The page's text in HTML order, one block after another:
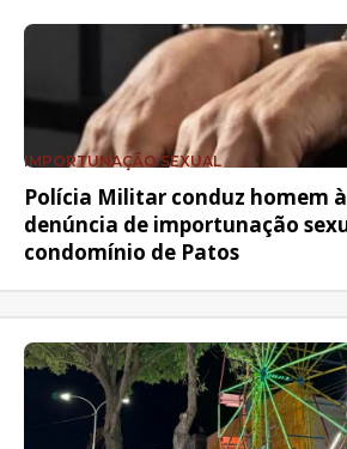
IMPORTUNAÇÃO SEXUAL
Polícia Militar conduz homem
denúncia de importunação
condomínio de Patos